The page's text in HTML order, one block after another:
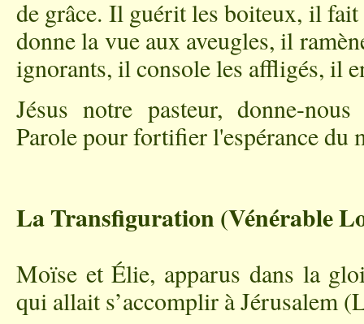
de grâce. Il guérit les boiteux, il
donne la vue aux aveugles, il
ignorants, il console les affligés, il
Jésus notre pasteur, donne-
Parole pour fortifier l'espérance du
La Transfiguration (Vénérable
Moïse et Élie, apparus dans la
qui allait s’accomplir à Jérusalem